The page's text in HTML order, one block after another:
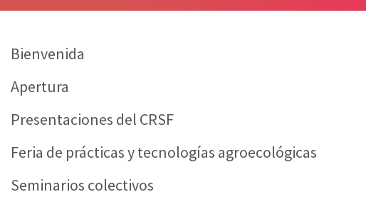
Bienvenida
Apertura
Presentaciones del CRSF
Feria de prácticas y tecnologías agroecológicas
Seminarios colectivos